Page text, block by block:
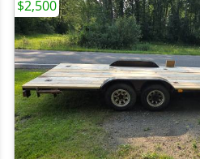
$2,500